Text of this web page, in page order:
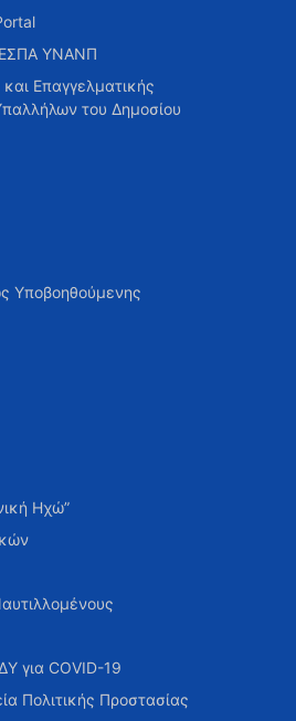
ΕΣΠΑ ΥΝΑΝΠ
Επαγγελματικής
του Δημοσίου
Υποβοηθούμενης
Ηχώ”
για COVID-19
Πολιτικής Προστασίας